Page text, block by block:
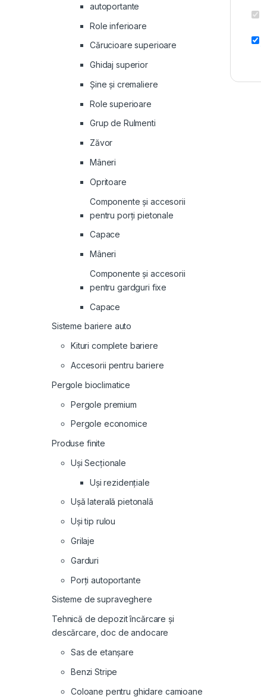
autoportante
Role inferioare
Cărucioare superioare
Ghidaj superior
Şine şi cremaliere
Role superioare
Grup de Rulmenti
Zăvor
Mâneri
Opritoare
Componente și accesorii
pentru porți pietonale
Capace
Mâneri
Componente și accesorii
pentru gardguri fixe
Capace
Sisteme bariere auto
Kituri complete bariere
Accesorii pentru bariere
Pergole bioclimatice
Pergole premium
Pergole economice
Produse finite
Uși Secționale
Uși rezidențiale
Ușă laterală pietonală
Uși tip rulou
Grilaje
Garduri
Porți autoportante
Sisteme de supraveghere
Tehnică de depozit încărcare și
descărcare, doc de andocare
Sas de etanșare
Benzi Stripe
Coloane pentru ghidare camioane